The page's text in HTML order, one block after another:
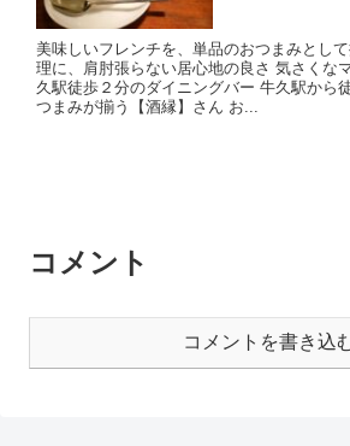
美味しいフレンチを、単品のおつまみとし
理に、肩肘張らない居心地の良さ 気さくな
久駅徒歩２分のダイニングバー 牛久駅から
つまみが揃う【酒縁】さん お...
コメント
コメントを書き込